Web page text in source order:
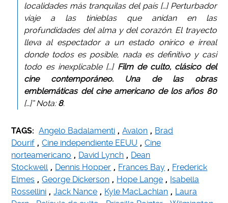
localidades más tranquilas del país […] Perturbador
viaje a las tinieblas que anidan en las
profundidades del alma y del corazón. El trayecto
lleva al espectador a un estado onírico e irreal
donde todos es posible, nada es definitivo y casi
todo es inexplicable […] Film de culto, clásico del
cine contemporáneo. Una de las obras
emblemáticas del cine americano de los años 80
[…]” Nota: 8.
TAGS: Angelo Badalamenti , Avalon , Brad
Dourif , Cine independiente EEUU , Cine
norteamericano , David Lynch , Dean
Stockwell , Dennis Hopper , Frances Bay , Frederick
Elmes , George Dickerson , Hope Lange , Isabella
Rossellini , Jack Nance , Kyle MacLachlan , Laura